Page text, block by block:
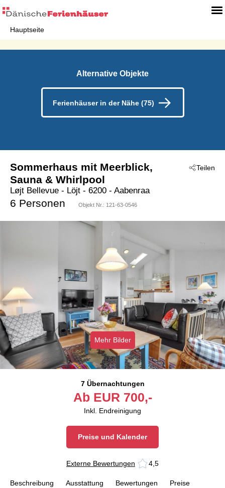
Hauptseite
Alternative Objekte
Ferienhäuser in der Nähe (75)
Teilen
Sommerhaus mit Meerblick,
Sauna & Whirlpool
Løjt Bellevue - Löjt - 6200 - Aabenraa
6 Personen Objekt Nr.: 121-63-0546
Mehr Bilder
7 Übernachtungen
Ab EUR 700,-
Inkl. Endreinigung
Preise und Kalender
Externe Bewertungen 4,5
Beschreibung Ausstattung Bewertungen
Preise